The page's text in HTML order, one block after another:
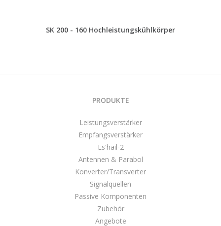
SK 200 - 160 Hochleistungskühlkörper
PRODUKTE
Leistungsverstärker
Empfangsverstärker
Es'hail-2
Antennen & Parabol
Konverter/Transverter
Signalquellen
Passive Komponenten
Zubehör
Angebote